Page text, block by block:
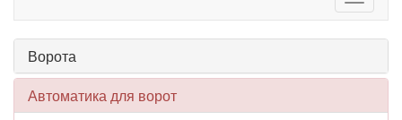
Ворота
Автоматика для ворот